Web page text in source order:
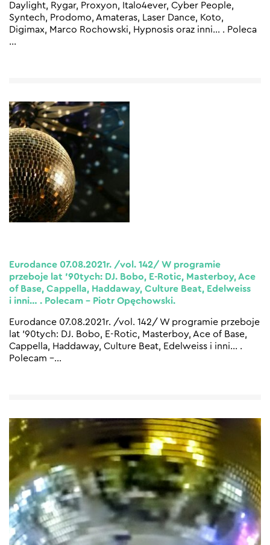
Daylight, Rygar, Proxyon, Italo4ever, Cyber People,
Syntech, Prodomo, Amateras, Laser Dance, Koto,
Digimax, Marco Rochowski, Hypnosis oraz inni… . Poleca
…
Eurodance 07.08.2021r. /vol. 142/ W programie
przeboje lat ’90tych: DJ. Bobo, E-Rotic, Masterboy, Ace
of Base, Cappella, Haddaway, Culture Beat, Edelweiss
i inni… . Polecam – Piotr Opęchowski.
Eurodance 07.08.2021r. /vol. 142/ W programie przeboje
lat ’90tych: DJ. Bobo, E-Rotic, Masterboy, Ace of Base,
Cappella, Haddaway, Culture Beat, Edelweiss i inni… .
Polecam –…